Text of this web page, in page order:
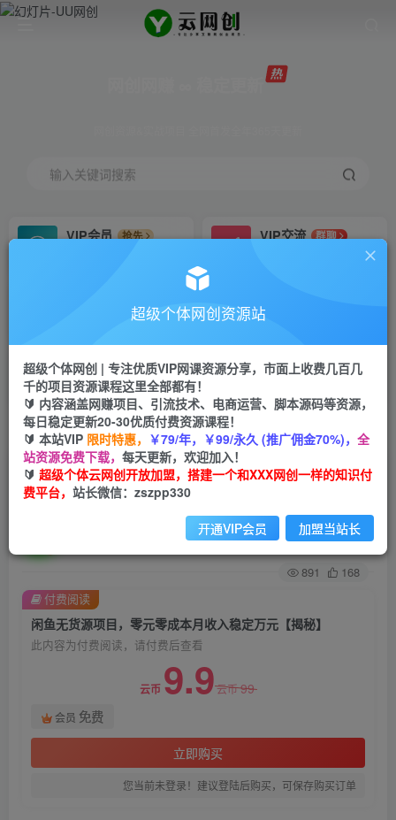
输入关键词搜索
VIP会员
抢先
VIP交流
群聊
研究探讨更多创业项目路子。
会员专属推广链接
招募站长
挂机
项目
脚本卡密
APP下载
GO
首页 创业课程 会员免费 正文
闲鱼无货源项目，零元零成本月收入稳定万元【揭
秘】
关注 私信
891 168
闲鱼无货源项目，零元零成本月收入稳定万元【揭秘】
此内容为付费阅读，请付费后查看
云币 9.9云币99
会员 免费
立即购买
您当前未登录！建议登陆后购买，可保存购买订单
付费阅读
超级个体网创资源站
超级个体网创 | 专注优质VIP网课资源分享，市面上收费几百几
千的项目资源课程这里全部都有！
🔰 内容涵盖网赚项目、引流技术、电商运营、脚本源码等资源，
每日稳定更新20-30优质付费资源课程！
🔰 本站VIP 限时特惠， ￥79/年，￥99/永久 (推广佣金70%)， 全
站资源免费下载， 每天更新，欢迎加入！
🔰 超级个体云网创开放加盟，搭建一个和XXX网创一样的知识付
费平台， 站长微信：zszpp330
开通VIP会员 加盟当站长